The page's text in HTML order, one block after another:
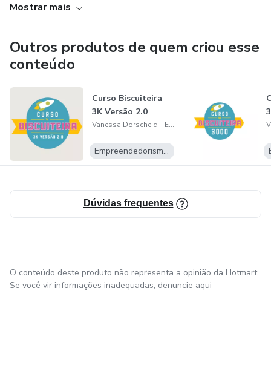
começando no artesanato ou artesãs com dificuldades para
Mostrar mais
Outros produtos de quem criou esse
conteúdo
Curso Biscuiteira
3K Versão 2.0
Vanessa Dorscheid - Empreendedora Mimos da Va
Empreendedorismo Digital
Dúvidas frequentes
O conteúdo deste produto não representa a opinião da Hotmart.
Se você vir informações inadequadas, denuncie aqui